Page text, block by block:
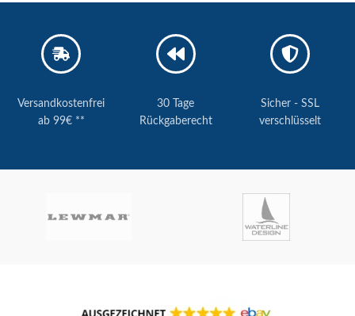
Versandkostenfrei
ab 99€ **
30 Tage
Rückgaberecht
Sicher - SSL
verschlüsselt